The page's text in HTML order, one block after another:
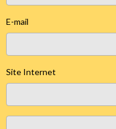
E-mail
Site Internet